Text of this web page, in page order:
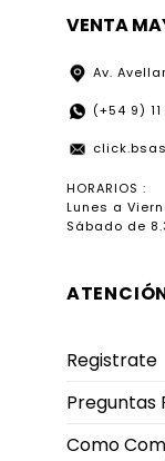
VENTA
Av.
(+54 9)
HORARIOS :
Lunes a
Sábado de
Registrate
Preguntas
Como